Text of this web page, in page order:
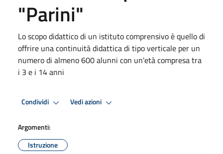
"Parini"
Lo scopo didattico di un istituto comprensivo è quello di
offrire una continuità didattica di tipo verticale per un
numero di almeno 600 alunni con un'età compresa tra
i 3 e i 14 anni
Condividi Vedi azioni
Argomenti:
Istruzione